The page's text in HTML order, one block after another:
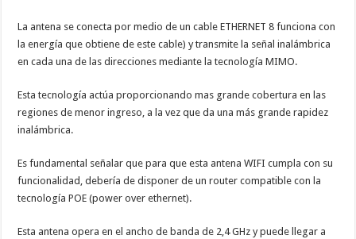
La antena se conecta por medio de un cable ETHERNET 8 funciona con
la energía que obtiene de este cable) y transmite la señal inalámbrica
en cada una de las direcciones mediante la tecnología MIMO.
Esta tecnología actúa proporcionando mas grande cobertura en las
regiones de menor ingreso, a la vez que da una más grande rapidez
inalámbrica.
Es fundamental señalar que para que esta antena WIFI cumpla con su
funcionalidad, debería de disponer de un router compatible con la
tecnología POE (power over ethernet).
Esta antena opera en el ancho de banda de 2,4 GHz y puede llegar a